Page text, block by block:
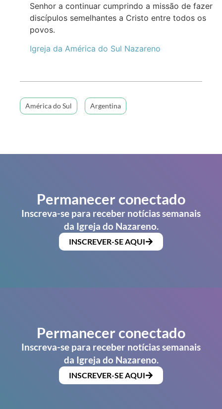
Senhor a continuar cumprindo a missão de fazer
discípulos semelhantes a Cristo entre todos os
povos.
Igreja da América do Sul Nazareno
América do Sul Argentina
Permanecer conectado
Inscreva-se para receber notícias semanais
da Igreja do Nazareno.
INSCREVER-SE AQUI
Permanecer conectado
Inscreva-se para receber notícias semanais
da Igreja do Nazareno.
INSCREVER-SE AQUI